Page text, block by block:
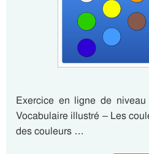
Exercice en ligne de
Vocabulaire illustré – Les
des couleurs …